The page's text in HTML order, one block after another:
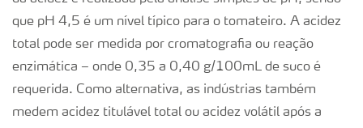
que pH 4,5 é um nível típico para o tomateiro. A acidez
total pode ser medida por cromatografia ou reação
enzimática – onde 0,35 a 0,40 g/100mL de suco é
requerida. Como alternativa, as indústrias também
medem acidez titulável total ou acidez volátil após a